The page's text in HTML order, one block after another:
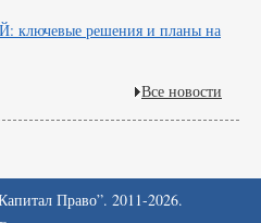
ключевые решения и планы на
Все новости
Право”. 2011-2026.